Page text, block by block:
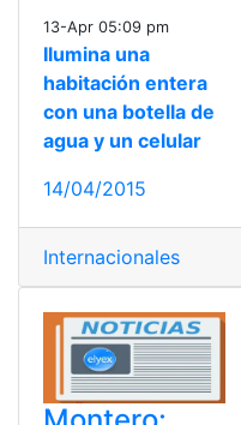
13-Apr 05:09 pm
Ilumina una
habitación entera
con una botella de
agua y un celular
14/04/2015
Internacionales